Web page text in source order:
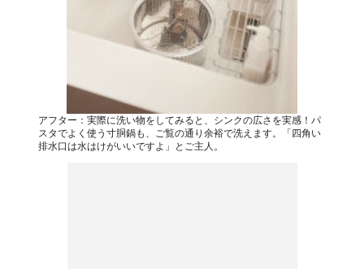
アフター：実際に洗い物をしてみると、シンクの広さを実感！パ
スタでよく使う寸胴鍋も、ご覧の通り余裕で洗えます。「四角い
排水口は水はけがいいですよ」とご主人。